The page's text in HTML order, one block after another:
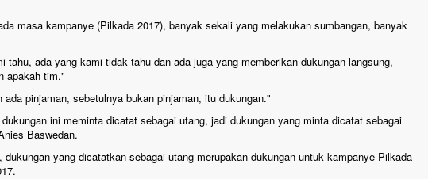
masa kampanye (Pilkada 2017), banyak sekali yang melakukan sumbangan, banyak
tahu, ada yang kami tidak tahu dan ada juga yang memberikan dukungan langsung,
apakah tim."
ada pinjaman, sebetulnya bukan pinjaman, itu dukungan."
ini meminta dicatat sebagai utang, jadi dukungan yang minta dicatat sebagai
Baswedan.
dukungan yang dicatatkan sebagai utang merupakan dukungan untuk kampanye Pilkada